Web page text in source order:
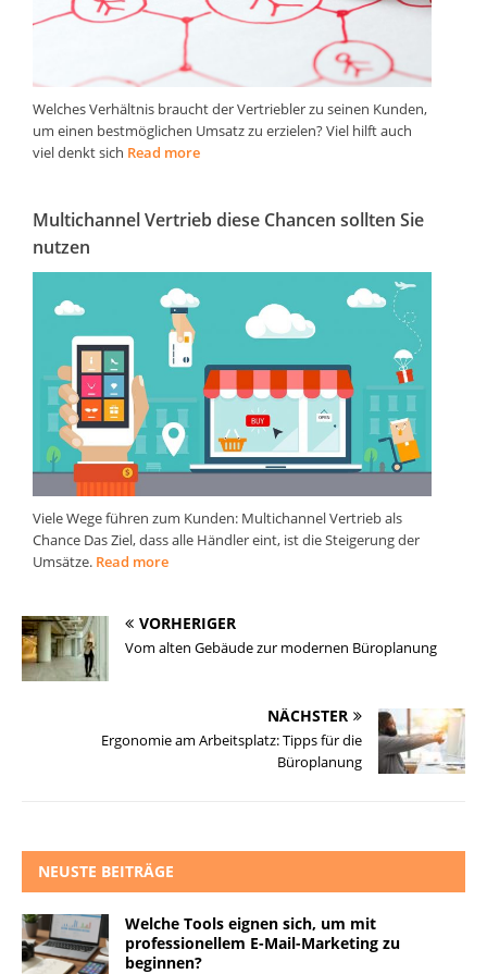
Welches Verhältnis braucht der Vertriebler zu seinen Kunden,
um einen bestmöglichen Umsatz zu erzielen? Viel hilft auch
viel denkt sich Read more
Multichannel Vertrieb diese Chancen sollten Sie
nutzen
Viele Wege führen zum Kunden: Multichannel Vertrieb als
Chance Das Ziel, dass alle Händler eint, ist die Steigerung der
Umsätze. Read more
VORHERIGER
Vom alten Gebäude zur modernen Büroplanung
NÄCHSTER
Ergonomie am Arbeitsplatz: Tipps für die
Büroplanung
NEUSTE BEITRÄGE
Welche Tools eignen sich, um mit
professionellem E-Mail-Marketing zu
beginnen?